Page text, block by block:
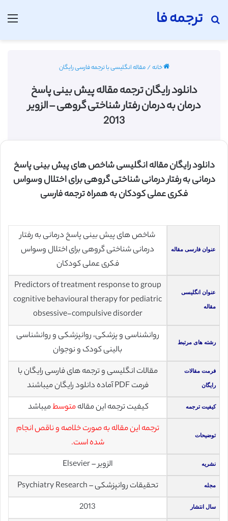
ترجمه فا
جستجو برای
خانه/مقاله انگلیسی با ترجمه فارسی رایگان
دانلود رایگان ترجمه مقاله پيش بينی پاسخ
درمان به درمان رفتار شناختی گروهی – الزویر
2013
دانلود رایگان مقاله انگلیسی شاخص های پیش بینی پاسخ
درمانی به رفتار درمانی شناختی گروهی برای اختلال وسواس
فکری عملی کودکان به همراه ترجمه فارسی
عنوان فارسی مقاله
شاخص های پیش بینی پاسخ درمانی به رفتار
درمانی شناختی گروهی برای اختلال وسواس
فکری عملی کودکان
عنوان انگلیسی
مقاله
Predictors of treatment response to group
cognitive behavioural therapy for pediatric
obsessive-compulsive disorder
رشته های مرتبط
روانشناسی و پزشکی، روانپزشکی و روانشناسی
بالینی کودک و نوجوان
فرمت مقالات
رایگان
مقالات انگلیسی و ترجمه های فارسی رایگان با
فرمت PDF آماده دانلود رایگان میباشند
کیفیت ترجمه کیفیت ترجمه این مقالهمتوسطمیباشد
توضیحات
ترجمه این مقاله به صورت خلاصه و ناقص انجام
شده است.
نشریه الزویر – Elsevier
مجله تحقیقات روانپزشکی – Psychiatry Research
سال انتشار 2013